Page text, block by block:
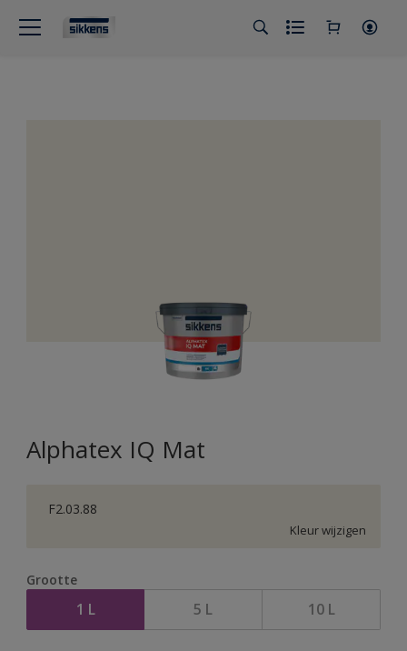
Alphatex IQ Mat
F2.03.88
Kleur wijzigen
Grootte
1 L 5 L 10 L